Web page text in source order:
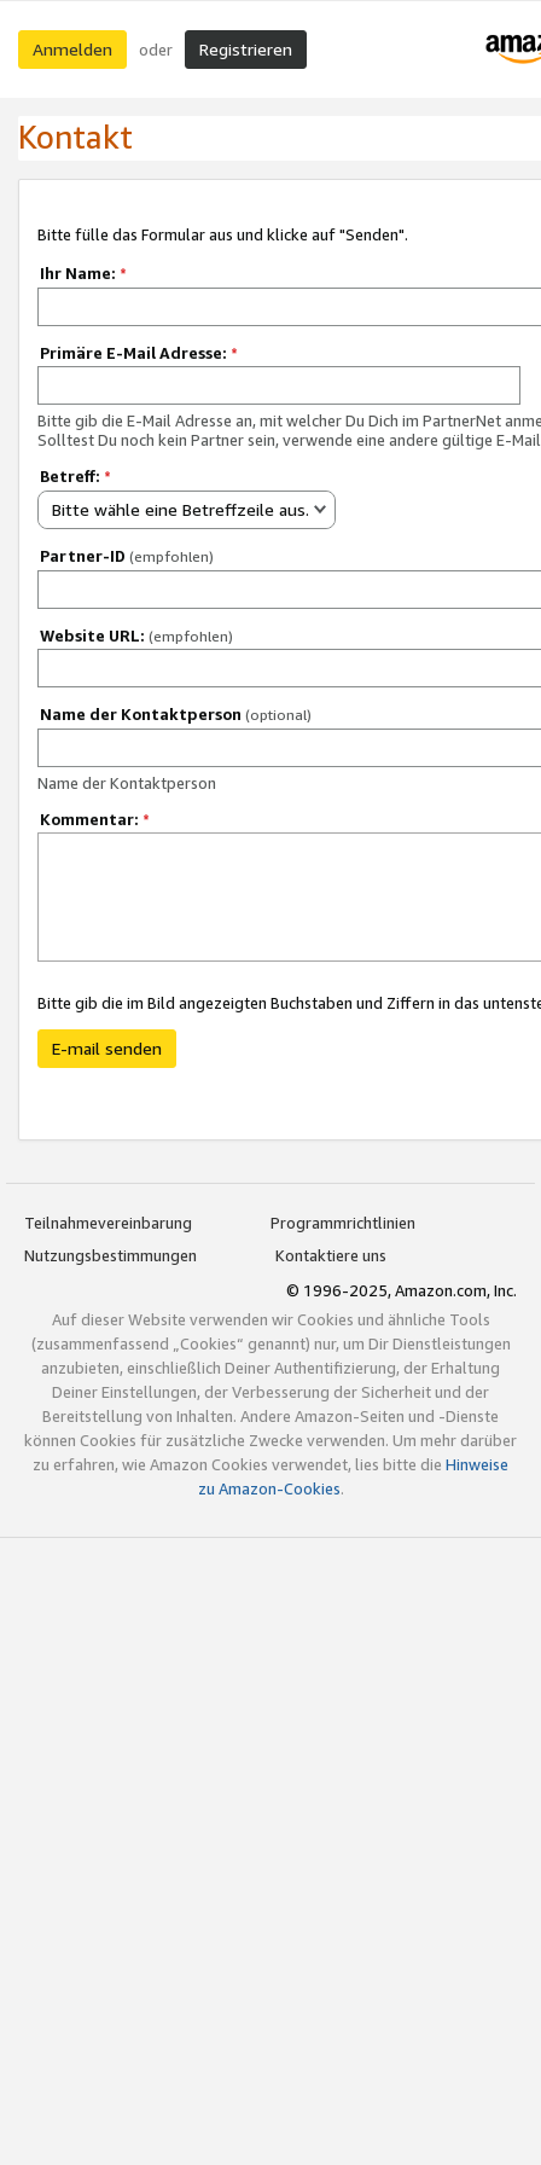
Anmelden oder Registrieren
Kontakt
Bitte fülle das Formular aus und klicke auf "Senden".
Ihr Name: *
Primäre E-Mail Adresse: *
Bitte gib die E-Mail Adresse an, mit welcher Du Dich im PartnerNet
Solltest Du noch kein Partner sein, verwende eine andere gültige E-
Betreff: *
Bitte wähle eine Betreffzeile aus.
Partner-ID (empfohlen)
Website URL: (empfohlen)
Name der Kontaktperson (optional)
Name der Kontaktperson
Kommentar: *
Bitte gib die im Bild angezeigten Buchstaben und Ziffern in das
E-mail senden
Teilnahmevereinbarung
Programmrichtlinien
Nutzungsbestimmungen
Kontaktiere uns
© 1996-2025, Amazon.com, Inc.
Auf dieser Website verwenden wir Cookies und ähnliche Tools
(zusammenfassend „Cookies“ genannt) nur, um Dir Dienstleistungen
anzubieten, einschließlich Deiner Authentifizierung, der Erhaltung
Deiner Einstellungen, der Verbesserung der Sicherheit und der
Bereitstellung von Inhalten. Andere Amazon-Seiten und -Dienste
können Cookies für zusätzliche Zwecke verwenden. Um mehr darüber
zu erfahren, wie Amazon Cookies verwendet, lies bitte die Hinweise
zu Amazon-Cookies.